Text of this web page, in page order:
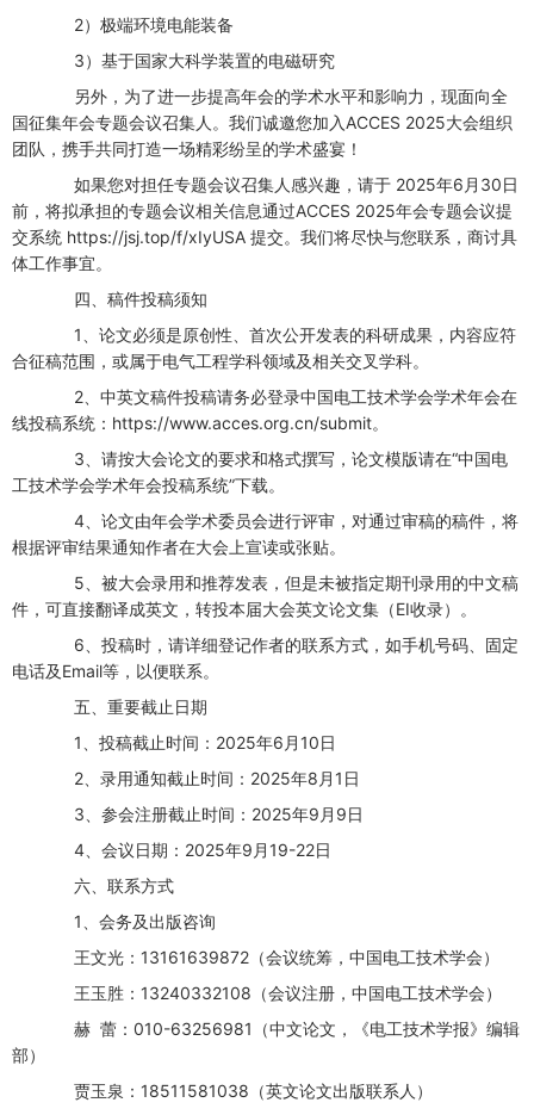
2）极端环境电能装备
3）基于国家大科学装置的电磁研究
另外，为了进一步提高年会的学术水平和影响力，现面向全
国征集年会专题会议召集人。我们诚邀您加入ACCES 2025大会组织
团队，携手共同打造一场精彩纷呈的学术盛宴！
如果您对担任专题会议召集人感兴趣，请于 2025年6月30日
前，将拟承担的专题会议相关信息通过ACCES 2025年会专题会议提
交系统 https://jsj.top/f/xIyUSA 提交。我们将尽快与您联系，商讨具
体工作事宜。
四、稿件投稿须知
1、论文必须是原创性、首次公开发表的科研成果，内容应符
合征稿范围，或属于电气工程学科领域及相关交叉学科。
2、中英文稿件投稿请务必登录中国电工技术学会学术年会在
线投稿系统：https://www.acces.org.cn/submit。
3、请按大会论文的要求和格式撰写，论文模版请在“中国电
工技术学会学术年会投稿系统”下载。
4、论文由年会学术委员会进行评审，对通过审稿的稿件，将
根据评审结果通知作者在大会上宣读或张贴。
5、被大会录用和推荐发表，但是未被指定期刊录用的中文稿
件，可直接翻译成英文，转投本届大会英文论文集（EI收录）。
6、投稿时，请详细登记作者的联系方式，如手机号码、固定
电话及Email等，以便联系。
五、重要截止日期
1、投稿截止时间：2025年6月10日
2、录用通知截止时间：2025年8月1日
3、参会注册截止时间：2025年9月9日
4、会议日期：2025年9月19-22日
六、联系方式
1、会务及出版咨询
王文光：13161639872（会议统筹，中国电工技术学会）
王玉胜：13240332108（会议注册，中国电工技术学会）
赫 蕾：010-63256981（中文论文，《电工技术学报》编辑
部）
贾玉泉：18511581038（英文论文出版联系人）